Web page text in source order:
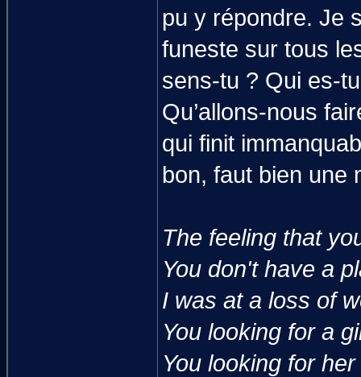
pu y répondre. Je
funeste sur tous
sens-tu ? Qui es-
Qu’allons-nous
qui finit
bon, faut bien une
The feeling that
You don't have a
I was at a loss of
You looking for a
You looking for